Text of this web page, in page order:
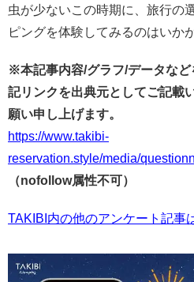
虫が少ないこの時期に、旅行の
ピングを体験してみるのはいか
※本記事内容/グラフ/データな
記リンクを出典元としてご記載
願い申し上げます。
https://www.takibi-
reservation.style/media/
（nofollow属性不可）
TAKIBI内の他のアンケート記事